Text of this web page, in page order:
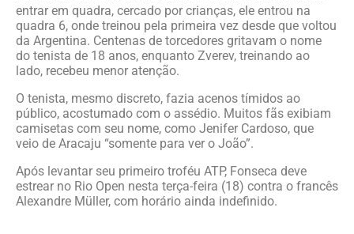
entrar em quadra, cercado por crianças, ele entrou na
quadra 6, onde treinou pela primeira vez desde que voltou
da Argentina. Centenas de torcedores gritavam o nome
do tenista de 18 anos, enquanto Zverev, treinando ao
lado, recebeu menor atenção.
O tenista, mesmo discreto, fazia acenos tímidos ao
público, acostumado com o assédio. Muitos fãs exibiam
camisetas com seu nome, como Jenifer Cardoso, que
veio de Aracaju “somente para ver o João”.
Após levantar seu primeiro troféu ATP, Fonseca deve
estrear no Rio Open nesta terça-feira (18) contra o francês
Alexandre Müller, com horário ainda indefinido.